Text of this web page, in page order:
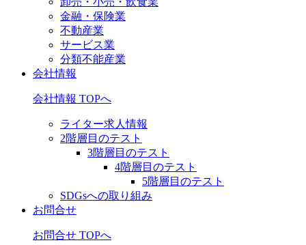
金融・保険業
不動産業
サービス業
分類不能産業
会社情報
会社情報 TOPへ
ライター求人情報
2階層目のテスト
3階層目のテスト
4階層目のテスト
5階層目のテスト
SDGsへの取り組み
お問合せ
お問合せ TOPへ